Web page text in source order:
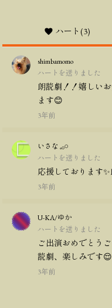
ハート (3)
shimbamomo
ハートを送りました
朗読劇！！嬉しい
ます😊
3年前
いさな 𓈒𓂂𓏸
ハートを送りました
応援しております
3年前
U-KA/ゆか
ハートを送りました
ご出演おめでとう
読劇、楽しみです😌
3年前